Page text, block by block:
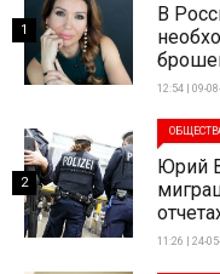
В
12:54 | 09-
1
Юрий
11:26 | 24-
2